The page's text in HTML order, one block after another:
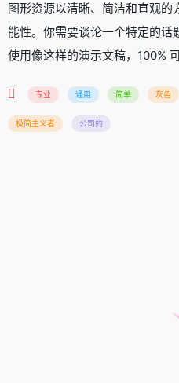
图形资源以清晰、简洁和直观
能性。你需要谈论一个特定的
使用像这样的演示文稿，100% 可
专业 通用 简单 灰色
极简主义者 公司的